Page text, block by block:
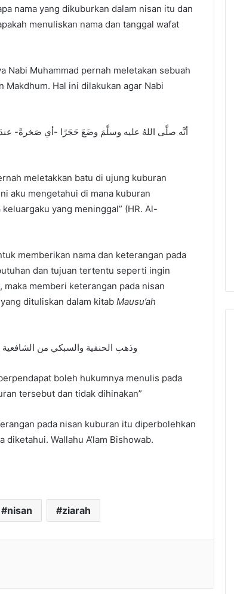
nama yang dikuburkan dalam nisan itu dan
menuliskan nama dan tanggal wafat
Nabi Muhammad pernah meletakan sebuah
Makdhum. Hal ini dilakukan agar Nabi
أنَّه صلَّى اللهُ عليه وسلَّمَ وضَعَ حَجَرًا -أي صَخرةً- عندَ
meletakkan batu di ujung kuburan
aku mengetahui di mana kuburan
yang meninggal” (HR. Al-
memberikan nama dan keterangan pada
dan tujuan tertentu seperti ingin
memberi keterangan pada nisan
dituliskan dalam kitab Mausu’ah
وذهب الحنفية والسبكي من الشافعية
boleh hukumnya menulis pada
tersebut dan tidak dihinakan”
pada nisan kuburan itu diperbolehkan
Wallahu A’lam Bishowab.
nisan ziarah